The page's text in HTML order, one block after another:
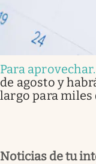
Para aprovechar.
de agosto y
largo para miles
Noticias de tu